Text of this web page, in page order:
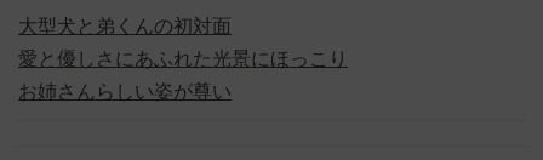
大型犬と弟くんの初対面
愛と優しさにあふれた光景にほっこり
お姉さんらしい姿が尊い